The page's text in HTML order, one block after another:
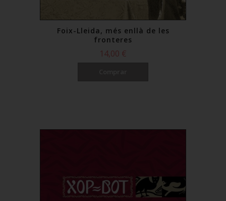
Foix-Lleida, més enllà de les
fronteres
14,00 €